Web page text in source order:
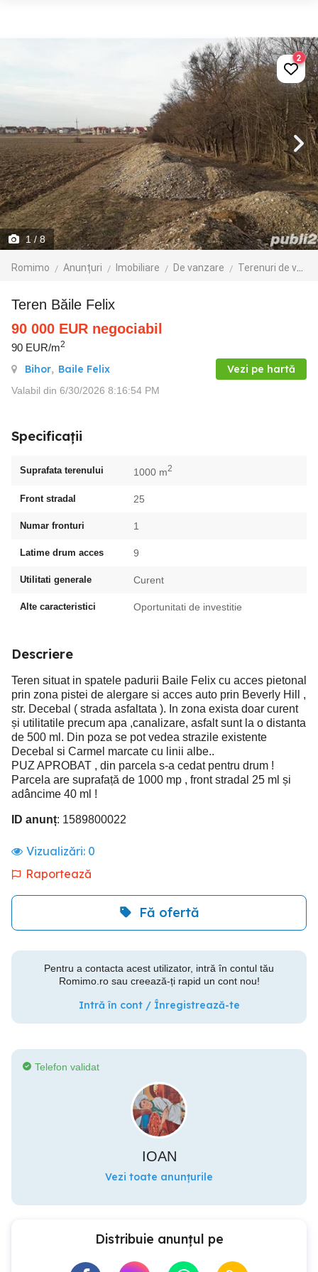
1/ 8
Romimo Anunțuri Imobiliare De vanzare Terenuri de vanzare
2
Teren Băile Felix
90 000 EUR negociabil
90 EUR/m2
Bihor, Baile Felix Vezi pe hartă
Valabil din 6/30/2026 8:16:54 PM
Specificații
Suprafata terenului 1000 m2
Front stradal 25
Numar fronturi 1
Latime drum acces 9
Utilitati generale Curent
Alte caracteristici Oportunitati de investitie
Descriere
Teren situat in spatele padurii Baile Felix cu acces pietonal
prin zona pistei de alergare si acces auto prin Beverly Hill ,
str. Decebal ( strada asfaltata ). In zona exista doar curent
și utilitatile precum apa ,canalizare, asfalt sunt la o distanta
de 500 ml. Din poza se pot vedea strazile existente
Decebal si Carmel marcate cu linii albe..
PUZ APROBAT , din parcela s-a cedat pentru drum !
Parcela are suprafață de 1000 mp , front stradal 25 ml și
adâncime 40 ml !
ID anunț: 1589800022
Vizualizări: 0
Raportează
Fă ofertă
Pentru a contacta acest utilizator, intră în contul tău
Romimo.ro sau creează-ți rapid un cont nou!
Intră în cont / Înregistrează-te
Telefon validat
IOAN
Vezi toate anunțurile
Distribuie anunțul pe